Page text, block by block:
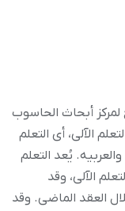
لمرکز أبحاث الحاسوب
الآلی، أی التعلم
یُعد التعلم
الآلی، وقد
العقد الماضی. وقد